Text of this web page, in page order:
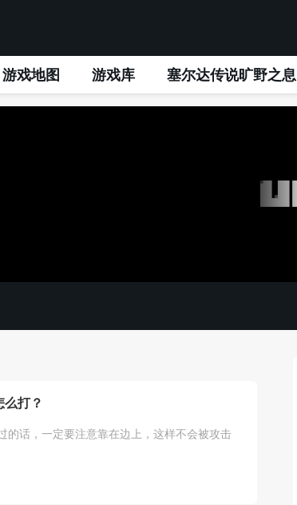
游戏地图 游戏库 塞尔达传说旷野之息
么打？
的话，一定要注意靠在边上，这样不会被攻击